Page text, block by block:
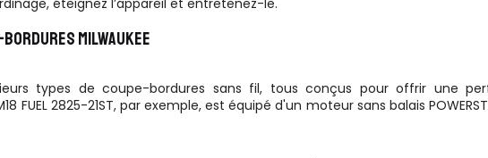
éteignez l’appareil et entretenez-le.
MILWAUKEE
types de coupe-bordures sans fil, tous conçus pour offrir une
FUEL 2825-21ST, par exemple, est équipé d'un moteur sans balais